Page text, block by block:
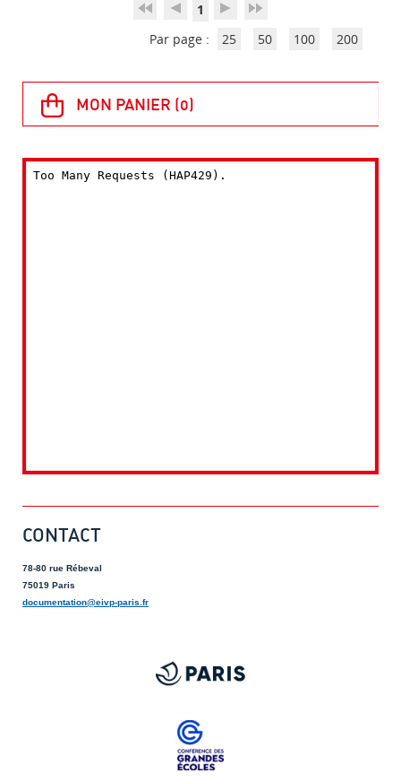
1
Par page :
25 50 100 200
CONTACT
78-80 rue Rébeval
75019 Paris
documentation@eivp-paris.fr